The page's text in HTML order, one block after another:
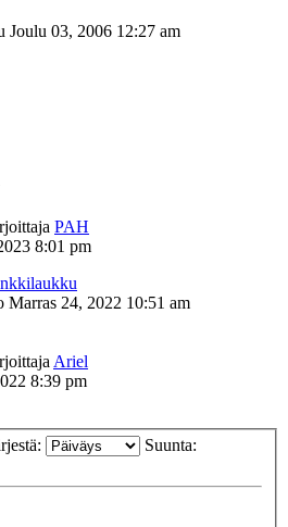
Joulu 03, 2006 12:27 am
PAH
8:01 pm
Marras 24, 2022 10:51 am
Ariel
8:39 pm
Suunta: